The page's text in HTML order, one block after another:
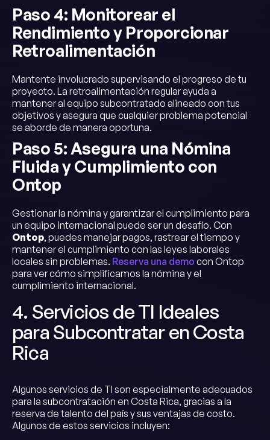
Paso 4: Monitorear el
Rendimiento y Proporcionar
Retroalimentación
Mantente involucrado supervisando el progreso de tu
proyecto. La retroalimentación regular ayuda a
mantener al equipo subcontratado alineado con tus
objetivos y asegura que cualquier problema potencial
se aborde de manera oportuna.
Paso 5: Asegura una Nómina
Fluida y Cumplimiento con
Ontop
Gestionar la nómina y garantizar el cumplimiento para
un equipo internacional puede ser un desafío. Con
Ontop, puedes manejar pagos, rastrear el tiempo y
mantener el cumplimiento con las leyes laborales
locales sin problemas. Reserva una demo con Ontop
para ver cómo simplificamos la nómina y el
cumplimiento internacional.
4. Servicios de TI Ideales
para Subcontratar en Costa
Rica
Algunos servicios de TI son especialmente adecuados
para la subcontratación en Costa Rica, gracias a la
reserva de talento del país y sus ventajas de costo.
Algunos de estos servicios incluyen: